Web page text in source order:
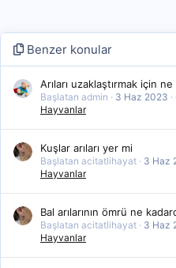
Benzer konular
Arıları uzaklaştırmak için ne
Başlatan admin 3 Haz 2023
Hayvanlar
Kuşlar arıları yer mi
Başlatan acitatlihayat 3 Haz
Hayvanlar
Bal arılarının ömrü ne
Başlatan acitatlihayat 3 Haz
Hayvanlar